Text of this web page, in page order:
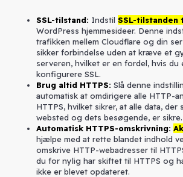
SSL-tilstand: Indstil SSL-tilstanden
WordPress hjemmesideer. Denne
trafikken mellem Cloudflare og din
sikker forbindelse uden at kræve et
serveren, hvilket er en fordel, hvis
konfigurere SSL.
Brug altid HTTPS: Slå denne
automatisk at omdirigere alle HTTP-
HTTPS, hvilket sikrer, at alle data, der
websted og dets besøgende, er sikre.
Automatisk HTTPS-omskrivning:
hjælpe med at rette blandet indhold
omskrive HTTP-webadresser til
du for nylig har skiftet til HTTPS og
ikke er blevet opdateret.